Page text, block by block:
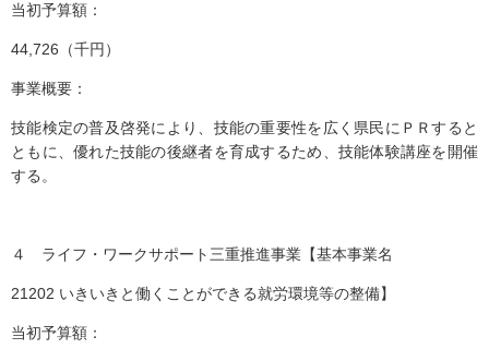
当初予算額：
44,726（千円）
事業概要：
技能検定の普及啓発により、技能の重要性を広く県民にＰＲすると
ともに、優れた技能の後継者を育成するため、技能体験講座を開催
する。
４ ライフ・ワークサポート三重推進事業【基本事業名
21202 いきいきと働くことができる就労環境等の整備】
当初予算額：